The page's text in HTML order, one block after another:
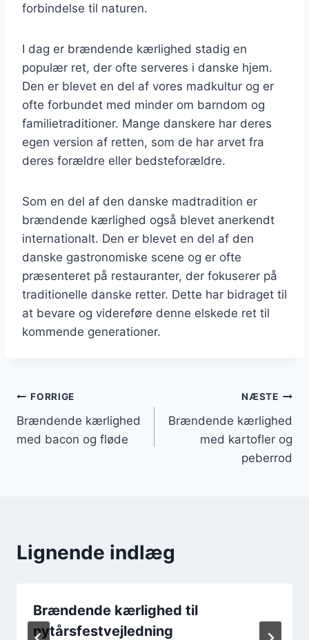
forbindelse til naturen.
I dag er brændende kærlighed stadig en
populær ret, der ofte serveres i danske hjem.
Den er blevet en del af vores madkultur og er
ofte forbundet med minder om barndom og
familietraditioner. Mange danskere har deres
egen version af retten, som de har arvet fra
deres forældre eller bedsteforældre.
Som en del af den danske madtradition er
brændende kærlighed også blevet anerkendt
internationalt. Den er blevet en del af den
danske gastronomiske scene og er ofte
præsenteret på restauranter, der fokuserer på
traditionelle danske retter. Dette har bidraget til
at bevare og videreføre denne elskede ret til
kommende generationer.
Indlægsnavigation
FORRIGE
Brændende kærlighed
med bacon og fløde
NÆSTE
Brændende kærlighed
med kartofler og
peberrod
Lignende indlæg
Brændende kærlighed til
nytårsfestvejledning